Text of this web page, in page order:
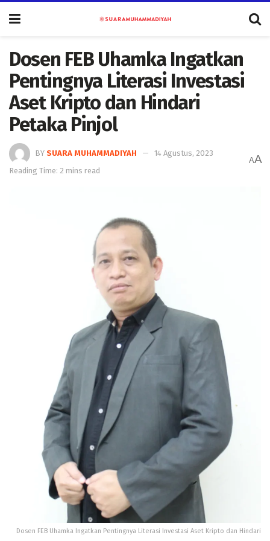
Dosen FEB Uhamka Ingatkan
Pentingnya Literasi Investasi
Aset Kripto dan Hindari
Petaka Pinjol
BY SUARA MUHAMMADIYAH
14 Agustus, 2023
Reading Time: 2 mins read
AA
Dosen FEB Uhamka Ingatkan Pentingnya Literasi Investasi Aset Kripto dan Hindari